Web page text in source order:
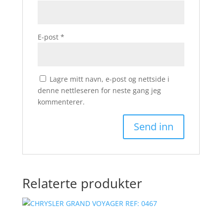
E-post *
Lagre mitt navn, e-post og nettside i
denne nettleseren for neste gang jeg
kommenterer.
Relaterte produkter